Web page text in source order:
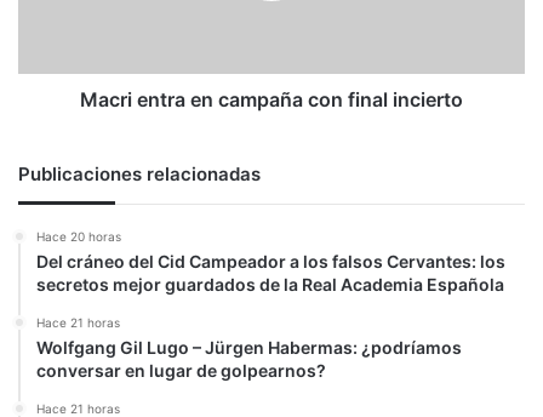
Macri entra en campaña con final incierto
Publicaciones relacionadas
Hace 20 horas
Del cráneo del Cid Campeador a los falsos Cervantes: los
secretos mejor guardados de la Real Academia Española
Hace 21 horas
Wolfgang Gil Lugo – Jürgen Habermas: ¿podríamos
conversar en lugar de golpearnos?
Hace 21 horas